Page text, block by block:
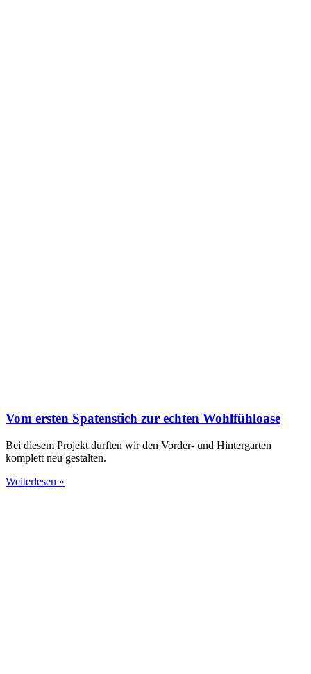
Vom ersten Spatenstich zur echten Wohlfühloase
Bei diesem Projekt durften wir den Vorder- und Hintergarten
komplett neu gestalten.
Weiterlesen »